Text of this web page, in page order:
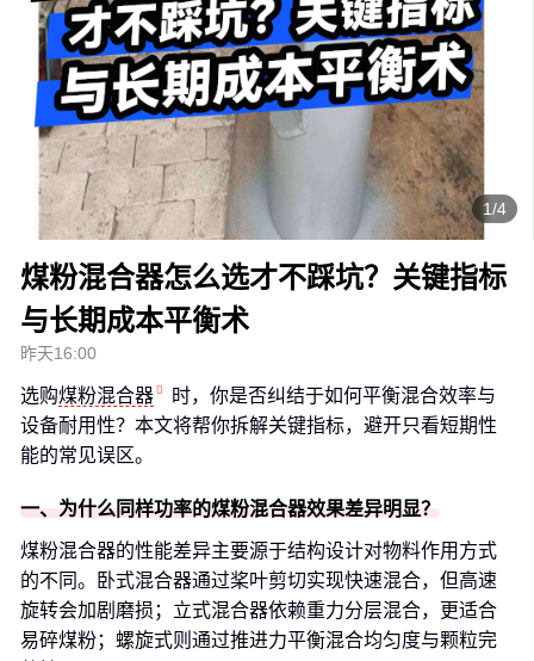
1/4
煤粉混合器怎么选才不踩坑？关键指标
与长期成本平衡术
昨天16:00
选购煤粉混合器
时，你是否纠结于如何平衡混合效率与
设备耐用性？本文将帮你拆解关键指标，避开只看短期性
能的常见误区。
一、为什么同样功率的煤粉混合器效果差异明显？
煤粉混合器的性能差异主要源于结构设计对物料作用方式
的不同。卧式混合器通过桨叶剪切实现快速混合，但高速
旋转会加剧磨损；立式混合器依赖重力分层混合，更适合
易碎煤粉；螺旋式则通过推进力平衡混合均匀度与颗粒完